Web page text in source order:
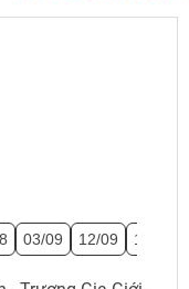
03/09 12/09 17/09